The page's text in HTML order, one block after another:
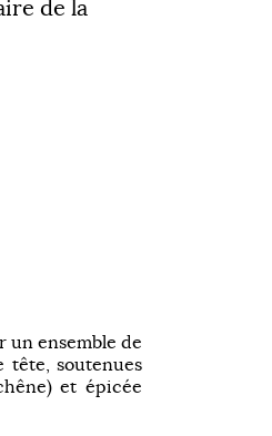
de la
un ensemble de
tête, soutenues
et épicée